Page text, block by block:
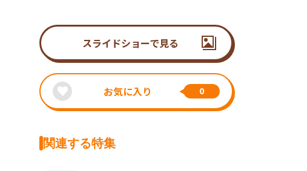
スライドショーで見る
お気に入り 0
関連する特集